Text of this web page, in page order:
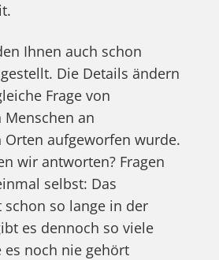
Ihnen auch schon
Die Details ändern
Frage von
an
Orten aufgeworfen wurde.
wir antworten? Fragen
selbst: Das
schon so lange in der
es dennoch so viele
es noch nie gehört